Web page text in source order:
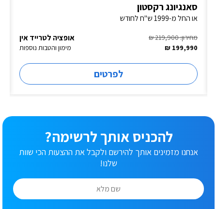
סאנגיונג רקסטון
או החל מ-1999 ש"ח לחודש
אופציה לטרייד אין
מחירון: 219,900 ₪
מימון והטבות נוספות
199,990 ₪
לפרטים
להכניס אותך לרשימה?
אנחנו מזמינים אותך להירשם ולקבל את ההצעות הכי שוות
שלנו!